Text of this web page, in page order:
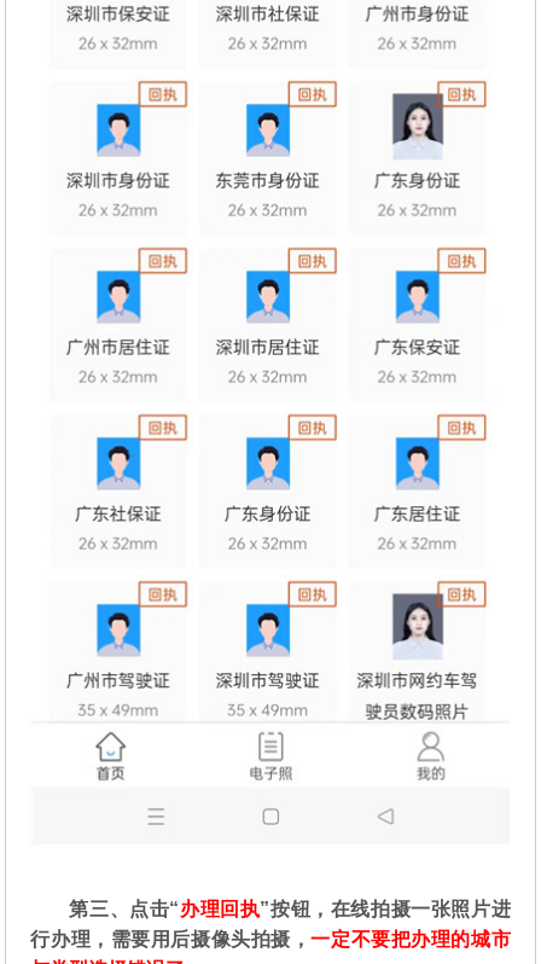
第三、点击“办理回执”按钮，在线拍摄一张照片进
行办理，需要用后摄像头拍摄，一定不要把办理的城市